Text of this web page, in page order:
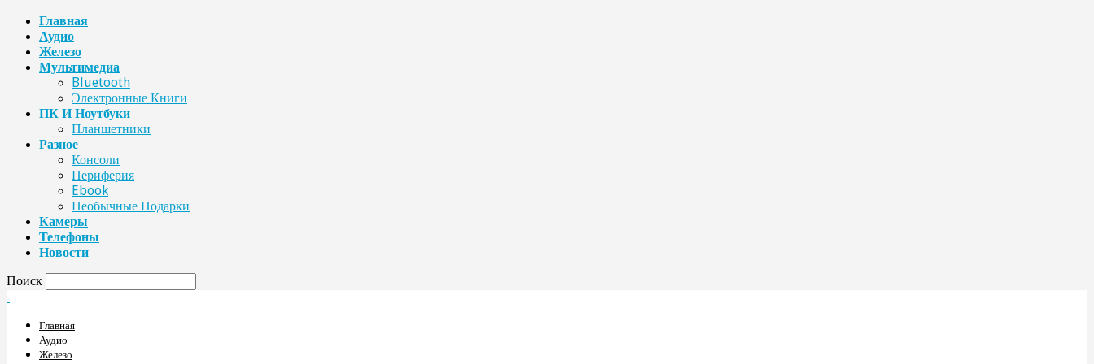
Главная
Аудио
Железо
Мультимедиа
Bluetooth
Электронные Книги
ПК И Ноутбуки
Планшетники
Разное
Консоли
Периферия
Ebook
Необычные Подарки
Камеры
Телефоны
Новости
Поиск
Главная
Аудио
Железо